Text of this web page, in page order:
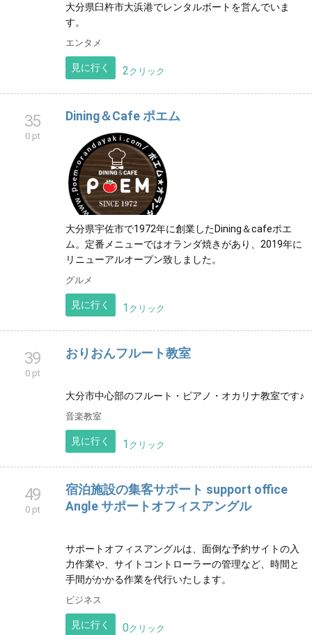
大分県臼杵市大浜港でレンタルボートを営んでいま
す。
エンタメ
見に行く 2クリック
35
0 pt
Dining＆Cafe ポエム
大分県宇佐市で1972年に創業したDining＆cafeポエ
ム。定番メニューではオランダ焼きがあり、2019年に
リニューアルオープン致しました。
グルメ
見に行く 1 クリック
39
0 pt
おりおんフルート教室
大分市中心部のフルート・ピアノ・オカリナ教室です♪
音楽教室
見に行く 1 クリック
49
0 pt
宿泊施設の集客サポート support office
Angle サポートオフィスアングル
サポートオフィスアングルは、面倒な予約サイトの入
力作業や、サイトコントローラーの管理など、時間と
手間がかかる作業を代行いたします。
ビジネス
見に行く 0クリック